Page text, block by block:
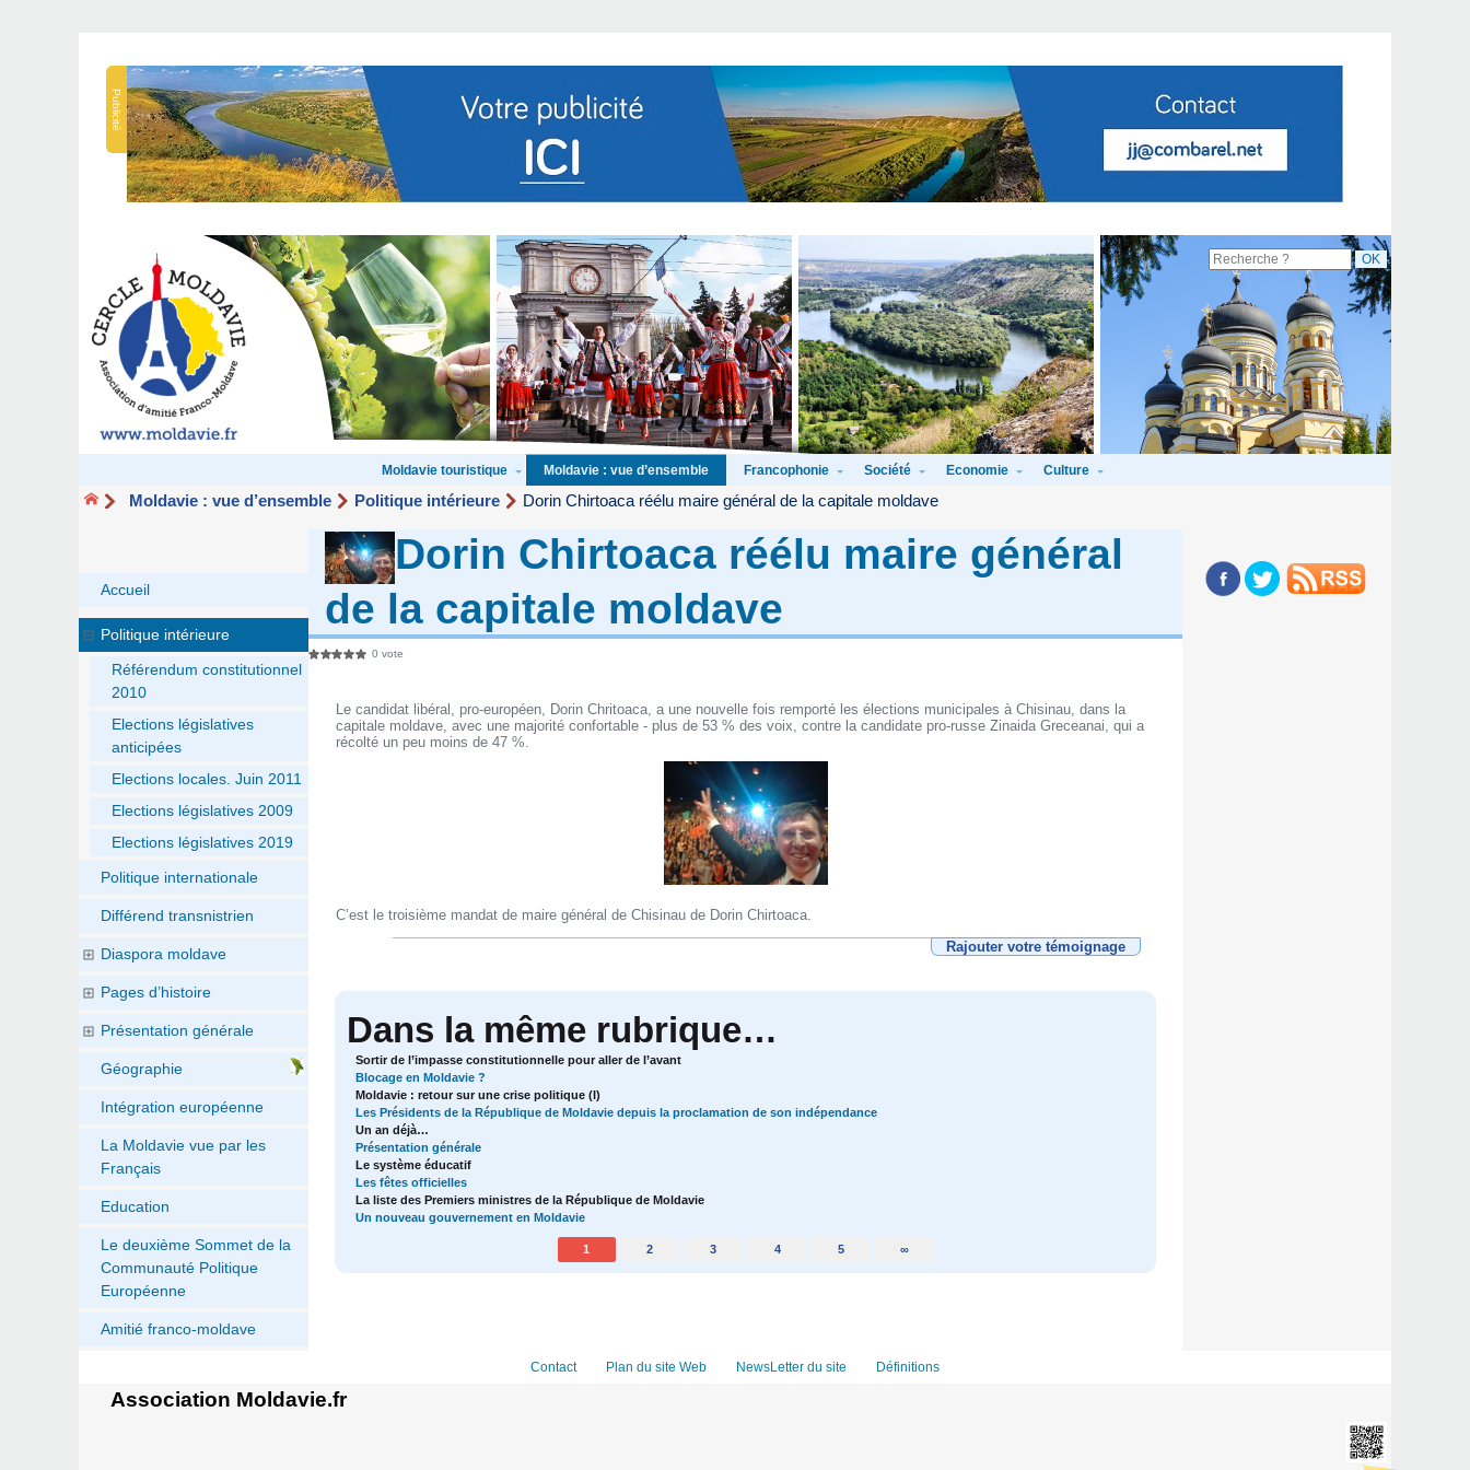
Publicité
Moldavie touristique Moldavie : vue d’ensemble Francophonie Société Economie Culture
Moldavie : vue d’ensemble Politique intérieure Dorin Chirtoaca réélu maire général de la capitale moldave
Dorin Chirtoaca réélu maire général
de la capitale moldave
0 vote
Le candidat libéral, pro-européen, Dorin Chritoaca, a une nouvelle fois remporté les élections municipales à Chisinau, dans la
capitale moldave, avec une majorité confortable - plus de 53 % des voix, contre la candidate pro-russe Zinaida Greceanai, qui a
récolté un peu moins de 47 %.
C’est le troisième mandat de maire général de Chisinau de Dorin Chirtoaca.
Rajouter votre témoignage
Dans la même rubrique…
Sortir de l’impasse constitutionnelle pour aller de l’avant
Blocage en Moldavie ?
Moldavie : retour sur une crise politique (I)
Les Présidents de la République de Moldavie depuis la proclamation de son indépendance
Un an déjà…
Présentation générale
Le système éducatif
Les fêtes officielles
La liste des Premiers ministres de la République de Moldavie
Un nouveau gouvernement en Moldavie
1 2 3 4 5 ∞
Accueil
Politique intérieure
Référendum constitutionnel
2010
Elections législatives
anticipées
Elections locales. Juin 2011
Elections législatives 2009
Elections législatives 2019
Politique internationale
Différend transnistrien
Diaspora moldave
Pages d’histoire
Présentation générale
Géographie
Intégration européenne
La Moldavie vue par les
Français
Education
Le deuxième Sommet de la
Communauté Politique
Européenne
Amitié franco-moldave
Contact Plan du site Web NewsLetter du site Définitions
Association Moldavie.fr